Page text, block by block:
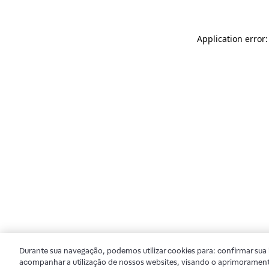
Application
Durante sua navegação, podemos utilizar cookies para: confirmar
acompanhar a utilização de nossos websites, visando o